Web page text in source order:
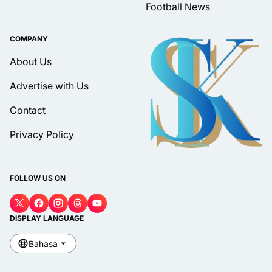
Football News
COMPANY
About Us
Advertise with Us
Contact
Privacy Policy
FOLLOW US ON
DISPLAY LANGUAGE
Bahasa